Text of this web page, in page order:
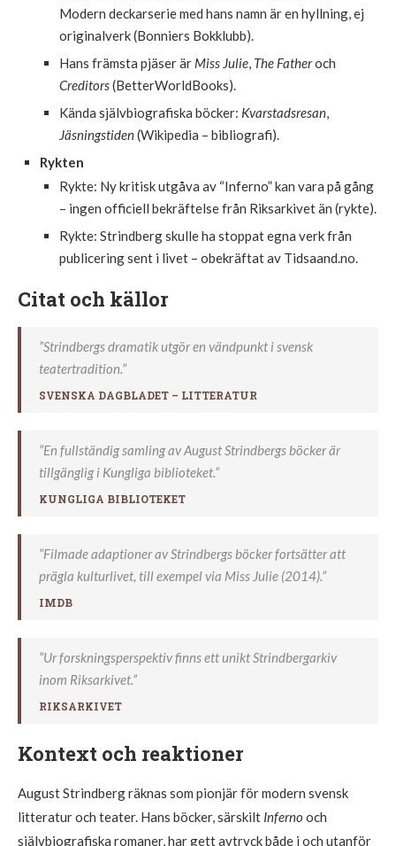
Modern deckarserie med hans namn är en hyllning, ej
originalverk (Bonniers Bokklubb).
Hans främsta pjäser är Miss Julie The Fatheroch
Creditors(BetterWorldBooks).
Kända självbiografiska böcker: Kvarstadsresan
Jäsningstiden(Wikipedia – bibliografi).
Rykten
Rykte: Ny kritisk utgåva av “Inferno” kan vara på gång
– ingen officiell bekräftelse från Riksarkivet än (rykte).
Rykte: Strindberg skulle ha stoppat egna verk från
publicering sent i livet – obekräftat av Tidsaand.no.
Citat och källor
”Strindbergs dramatik utgör en vändpunkt i svensk
teatertradition.”
SVENSKA DAGBLADET – LITTERATUR
”En fullständig samling av August Strindbergs böcker är
tillgänglig i Kungliga biblioteket.”
KUNGLIGA BIBLIOTEKET
”Filmade adaptioner av Strindbergs böcker fortsätter att
prägla kulturlivet, till exempel via Miss Julie (2014).”
IMDB
”Ur forskningsperspektiv finns ett unikt Strindbergarkiv
inom Riksarkivet.”
RIKSARKIVET
Kontext och reaktioner
August Strindberg räknas som pionjär för modern svensk
litteratur och teater. Hans böcker, särskilt Inferno och
självbiografiska romaner, har gett avtryck både i och utanför